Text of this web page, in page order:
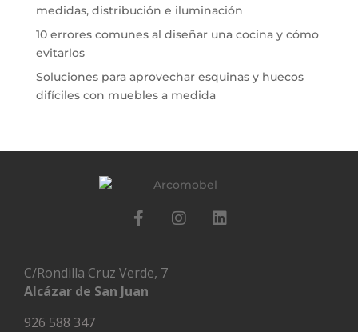
medidas, distribución e iluminación
10 errores comunes al diseñar una cocina y cómo
evitarlos
Soluciones para aprovechar esquinas y huecos
difíciles con muebles a medida
C/Rondilla Cruz Verde, 7
Alcázar de San Juan
926 588 347